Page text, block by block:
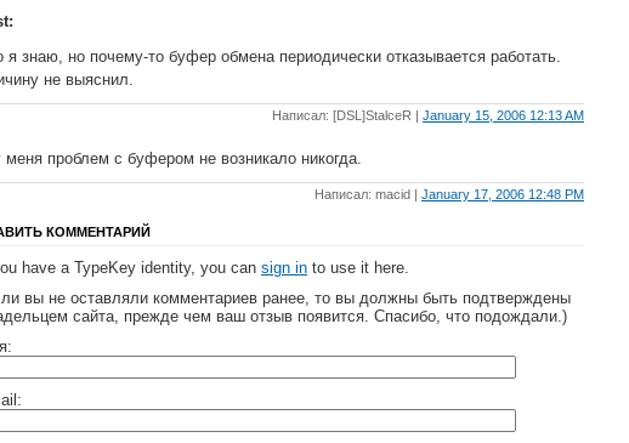
я знаю, но почему-то буфер обмена периодически отказывается работать.
не выяснил.
Написал: [DSL]StalceR | January 15, 2006 12:13 AM
меня проблем с буфером не возникало никогда.
Написал: macid | January 17, 2006 12:48 PM
КОММЕНТАРИЙ
have a TypeKey identity, you can sign in to use it here.
вы не оставляли комментариев ранее, то вы должны быть подтверждены
сайта, прежде чем ваш отзыв появится. Спасибо, что подождали.)